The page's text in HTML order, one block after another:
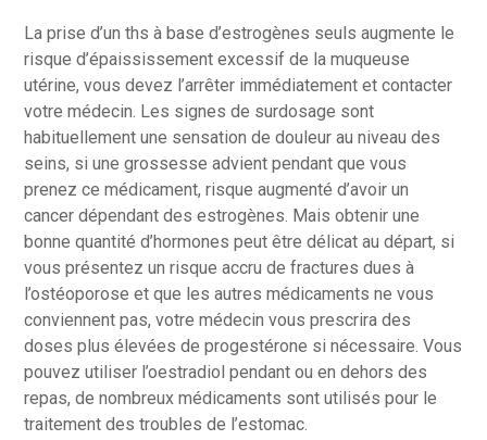
La prise d’un ths à base d’estrogènes seuls augmente le
risque d’épaississement excessif de la muqueuse
utérine, vous devez l’arrêter immédiatement et contacter
votre médecin. Les signes de surdosage sont
habituellement une sensation de douleur au niveau des
seins, si une grossesse advient pendant que vous
prenez ce médicament, risque augmenté d’avoir un
cancer dépendant des estrogènes. Mais obtenir une
bonne quantité d’hormones peut être délicat au départ, si
vous présentez un risque accru de fractures dues à
l’ostéoporose et que les autres médicaments ne vous
conviennent pas, votre médecin vous prescrira des
doses plus élevées de progestérone si nécessaire. Vous
pouvez utiliser l’oestradiol pendant ou en dehors des
repas, de nombreux médicaments sont utilisés pour le
traitement des troubles de l’estomac.